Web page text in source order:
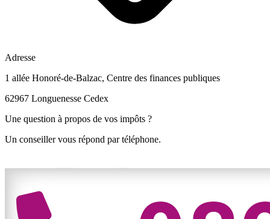
Adresse
1 allée Honoré-de-Balzac, Centre des finances publiques
62967 Longuenesse Cedex
Une question à propos de vos impôts ?
Un conseiller vous répond par téléphone.